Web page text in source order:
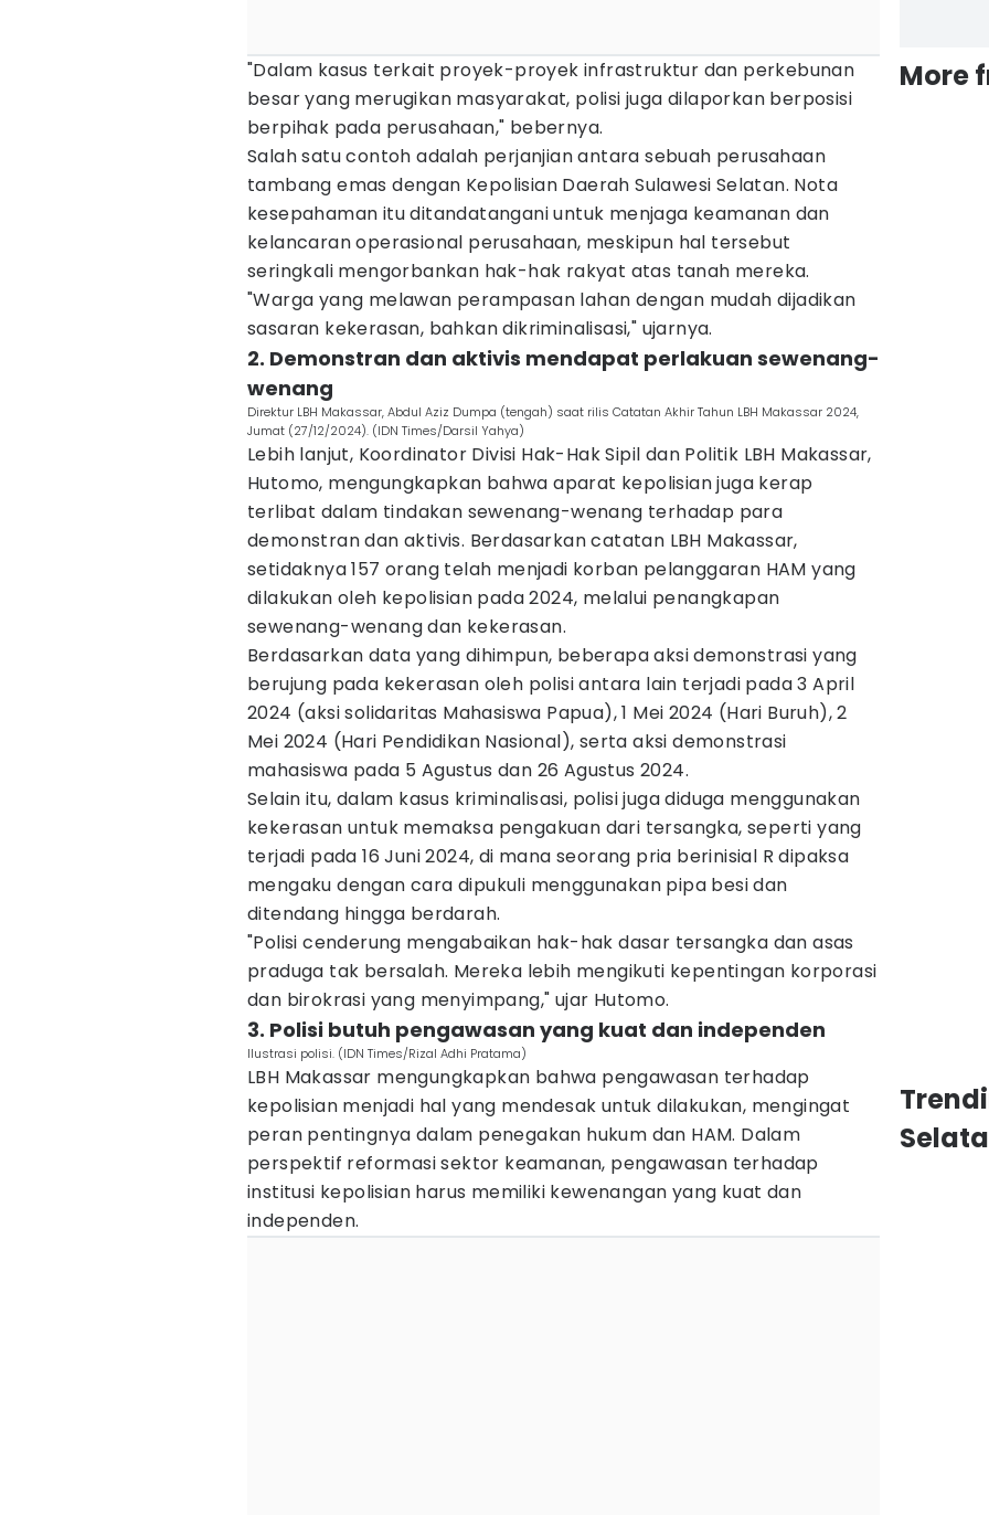
"Dalam kasus terkait proyek-proyek infrastruktur dan perkebunan
besar yang merugikan masyarakat, polisi juga dilaporkan berposisi
berpihak pada perusahaan," bebernya.
Salah satu contoh adalah perjanjian antara sebuah perusahaan
tambang emas dengan Kepolisian Daerah Sulawesi Selatan. Nota
kesepahaman itu ditandatangani untuk menjaga keamanan dan
kelancaran operasional perusahaan, meskipun hal tersebut
seringkali mengorbankan hak-hak rakyat atas tanah mereka.
"Warga yang melawan perampasan lahan dengan mudah dijadikan
sasaran kekerasan, bahkan dikriminalisasi," ujarnya.
2. Demonstran dan aktivis mendapat perlakuan sewenang-
wenang
Direktur LBH Makassar, Abdul Aziz Dumpa (tengah) saat rilis Catatan Akhir Tahun LBH Makassar 2024,
Jumat (27/12/2024). (IDN Times/Darsil Yahya)
Lebih lanjut, Koordinator Divisi Hak-Hak Sipil dan Politik LBH Makassar,
Hutomo, mengungkapkan bahwa aparat kepolisian juga kerap
terlibat dalam tindakan sewenang-wenang terhadap para
demonstran dan aktivis. Berdasarkan catatan LBH Makassar,
setidaknya 157 orang telah menjadi korban pelanggaran HAM yang
dilakukan oleh kepolisian pada 2024, melalui penangkapan
sewenang-wenang dan kekerasan.
Berdasarkan data yang dihimpun, beberapa aksi demonstrasi yang
berujung pada kekerasan oleh polisi antara lain terjadi pada 3 April
2024 (aksi solidaritas Mahasiswa Papua), 1 Mei 2024 (Hari Buruh), 2
Mei 2024 (Hari Pendidikan Nasional), serta aksi demonstrasi
mahasiswa pada 5 Agustus dan 26 Agustus 2024.
Selain itu, dalam kasus kriminalisasi, polisi juga diduga menggunakan
kekerasan untuk memaksa pengakuan dari tersangka, seperti yang
terjadi pada 16 Juni 2024, di mana seorang pria berinisial R dipaksa
mengaku dengan cara dipukuli menggunakan pipa besi dan
ditendang hingga berdarah.
"Polisi cenderung mengabaikan hak-hak dasar tersangka dan asas
praduga tak bersalah. Mereka lebih mengikuti kepentingan korporasi
dan birokrasi yang menyimpang," ujar Hutomo.
3. Polisi butuh pengawasan yang kuat dan independen
Ilustrasi polisi. (IDN Times/Rizal Adhi Pratama)
LBH Makassar mengungkapkan bahwa pengawasan terhadap
kepolisian menjadi hal yang mendesak untuk dilakukan, mengingat
peran pentingnya dalam penegakan hukum dan HAM. Dalam
perspektif reformasi sektor keamanan, pengawasan terhadap
institusi kepolisian harus memiliki kewenangan yang kuat dan
independen.
More